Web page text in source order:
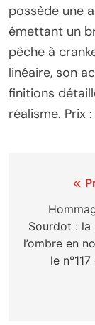
possède une
émettant un
pêche à
linéaire, son
finitions
réalisme. Prix
l’article
Sourdot : la
l’ombre en
le